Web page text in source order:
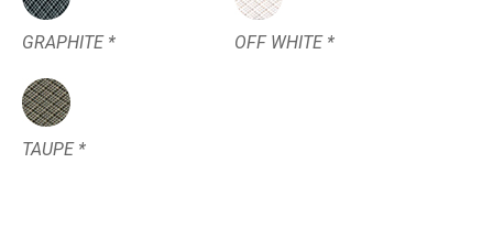
GRAPHITE * OFF WHITE *
TAUPE *